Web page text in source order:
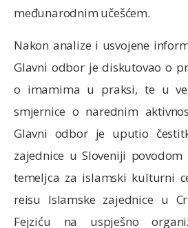
međunarodnim učešćem.
Nakon analize i usvojene
Glavni odbor je diskutovao o
o imamima u praksi, te u
smjernice o narednim
Glavni odbor je uputio
zajednice u Sloveniji
temeljca za islamski kulturni
reisu Islamske zajednice u
Fejziću na uspješno